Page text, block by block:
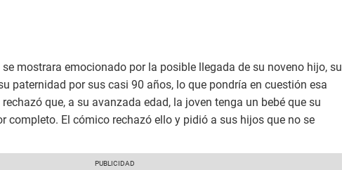
mostrara emocionado por la posible llegada de su noveno hijo, su
paternidad por sus casi 90 años, lo que pondría en cuestión esa
que, a su avanzada edad, la joven tenga un bebé que su
completo. El cómico rechazó ello y pidió a sus hijos que no se